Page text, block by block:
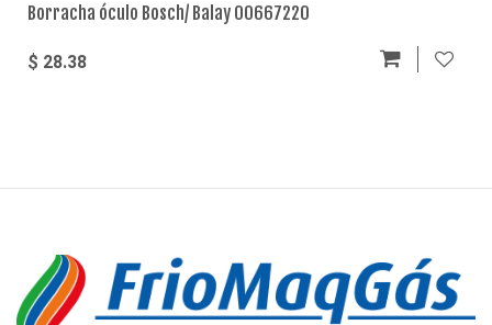
Borracha óculo Bosch/ Balay 00667220
$ 28.38